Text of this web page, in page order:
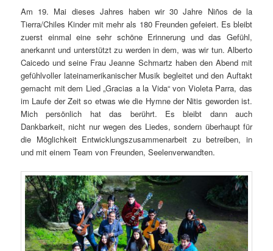
Am 19. Mai dieses Jahres haben wir 30 Jahre Niños de la
Tierra/Chiles Kinder mit mehr als 180 Freunden gefeiert. Es bleibt
zuerst einmal eine sehr schöne Erinnerung und das Gefühl,
anerkannt und unterstützt zu werden in dem, was wir tun. Alberto
Caicedo und seine Frau Jeanne Schmartz haben den Abend mit
gefühlvoller lateinamerikanischer Musik begleitet und den Auftakt
gemacht mit dem Lied „Gracias a la Vida“ von Violeta Parra, das
im Laufe der Zeit so etwas wie die Hymne der Nitis geworden ist.
Mich persönlich hat das berührt. Es bleibt dann auch
Dankbarkeit, nicht nur wegen des Liedes, sondern überhaupt für
die Möglichkeit Entwicklungszusammenarbeit zu betreiben, in
und mit einem Team von Freunden, Seelenverwandten.